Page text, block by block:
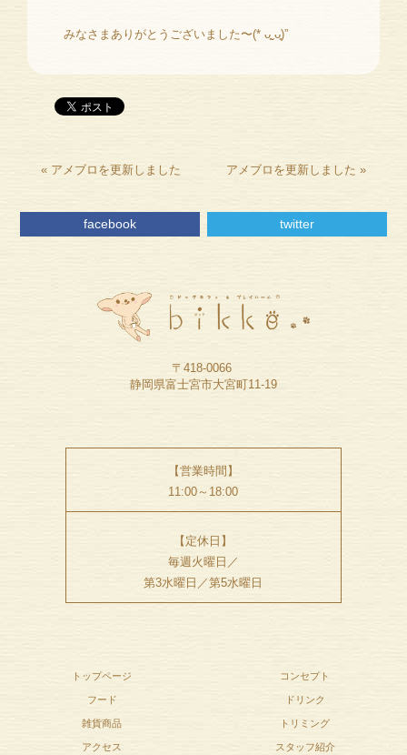
みなさまありがとうございました〜(* ᴗ͈ˬᴗ͈)”
« アメブロを更新しました アメブロを更新しました »
facebook twitter
〒418-0066
静岡県富士宮市大宮町11-19
【営業時間】
11:00～18:00
【定休日】
毎週火曜日／
第3水曜日／第5水曜日
トップページ コンセプト
フード ドリンク
雑貨商品 トリミング
スタッフ紹介
アクセス